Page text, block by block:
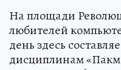
На площади
любителей
день здесь
дисциплинам